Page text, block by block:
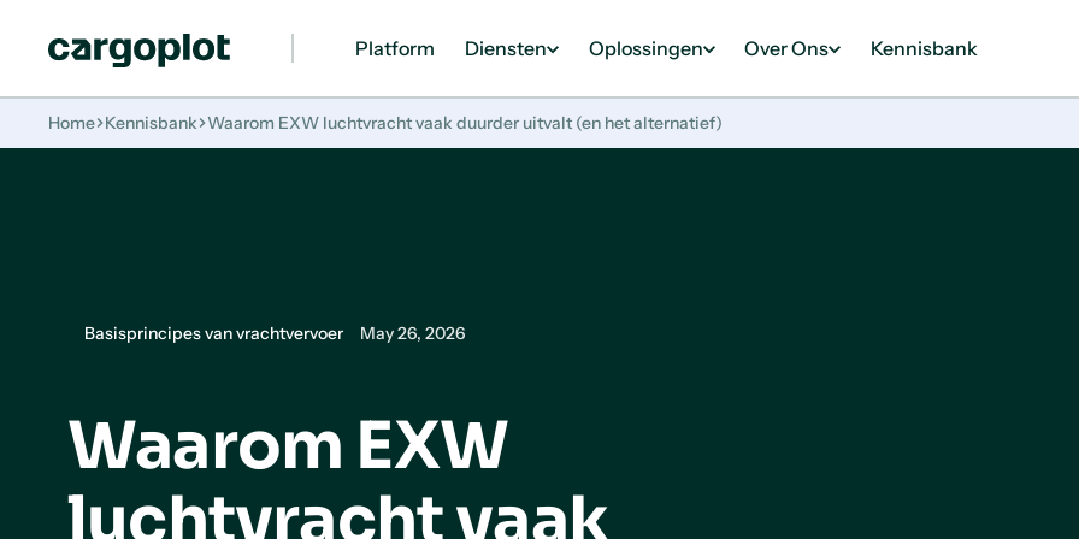
Platform Diensten Oplossingen Over Ons Kennisbank
Home Kennisbank Waarom EXW luchtvracht vaak duurder uitvalt (en het alternatief)
Basisprincipes van vrachtvervoer May 26, 2026
Waarom EXW
luchtvracht vaak